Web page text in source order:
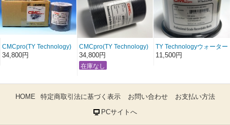
CMCpro(TY Technology)
ノーマルエリアプリンタ
34,800円
CMCpro(TY Technology)
ワイドエリアプリンタブ
ルDVD-R 600枚(税込単価
58円)
34,800円
TY Technologyウォーター
シールドプリンタブル
11,500円
HOME 特定商取引法に基づく表示 お問い合わせ
お支払い方法
PCサイトへ